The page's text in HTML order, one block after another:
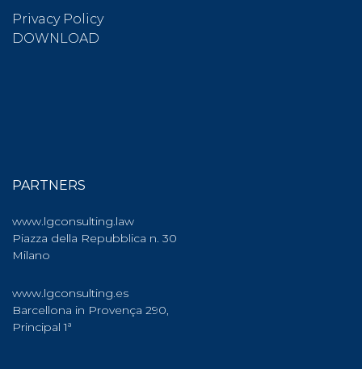
Privacy Policy
DOWNLOAD
PARTNERS
www.lgconsulting.law
Piazza della Repubblica n. 30
Milano
www.lgconsulting.es
Barcellona in Provença 290,
Principal 1ª